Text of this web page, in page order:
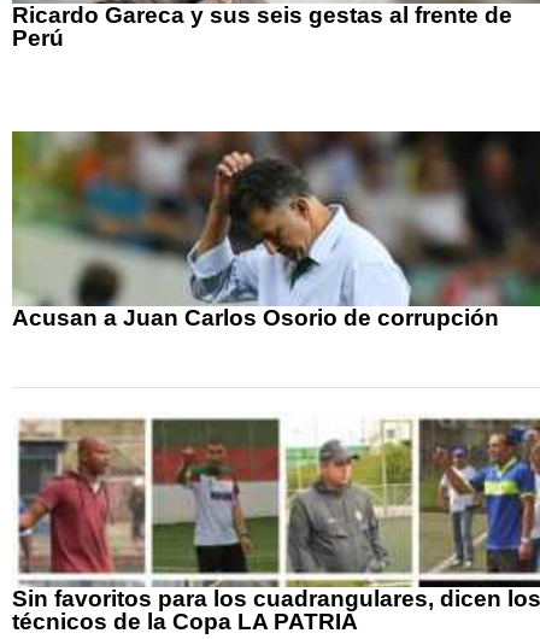
Ricardo Gareca y sus seis gestas al frente de
Perú
Acusan a Juan Carlos Osorio de corrupción
Sin favoritos para los cuadrangulares, dicen los
técnicos de la Copa LA PATRIA